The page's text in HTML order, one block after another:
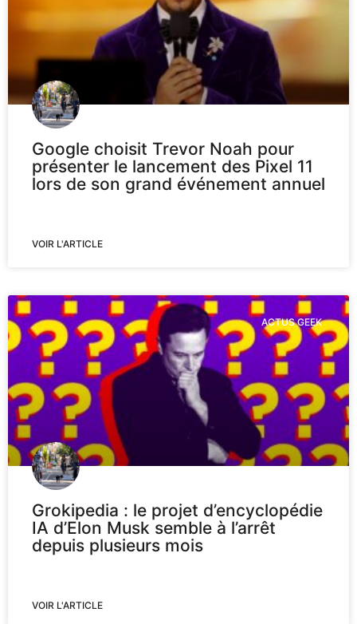
Google choisit Trevor Noah pour
présenter le lancement des Pixel 11
lors de son grand événement annuel
VOIR L'ARTICLE
ACTUS GEEK
Grokipedia : le projet d’encyclopédie
IA d’Elon Musk semble à l’arrêt
depuis plusieurs mois
VOIR L'ARTICLE